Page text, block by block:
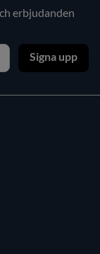
erbjudanden
Signa upp